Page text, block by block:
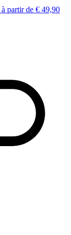
à partir de € 49,90